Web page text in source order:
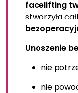
facelifting
stworzyła
Unoszenie
nie
nie